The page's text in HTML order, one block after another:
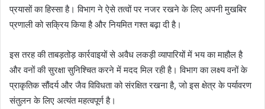
प्रयासों का हिस्सा है। विभाग ने ऐसे तत्वों पर नजर रखने के लिए अपनी मुखबिर
प्रणाली को सक्रिय किया है और नियमित गश्त बढ़ा दी है।
इस तरह की ताबड़तोड़ कार्रवाइयों से अवैध लकड़ी व्यापारियों में भय का माहौल है
और वनों की सुरक्षा सुनिश्चित करने में मदद मिल रही है। विभाग का लक्ष्य वनों के
प्राकृतिक सौंदर्य और जैव विविधता को संरक्षित रखना है, जो इस क्षेत्र के पर्यावरण
संतुलन के लिए अत्यंत महत्वपूर्ण है।